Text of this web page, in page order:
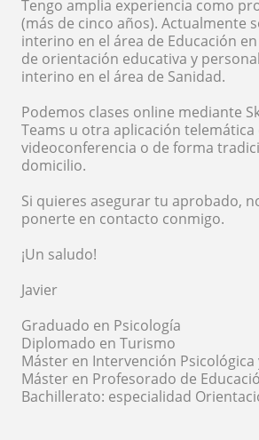
Tengo amplia experiencia como
(más de cinco años). Actualmente
interino en el área de Educación
de orientación educativa y
interino en el área de Sanidad.
Podemos clases online mediante
Teams u otra aplicación telemática
videoconferencia o de forma
domicilio.
Si quieres asegurar tu aprobado,
ponerte en contacto conmigo.
¡Un saludo!
Javier
Graduado en Psicología
Diplomado en Turismo
Máster en Intervención Psicológica
Máster en Profesorado de
Bachillerato: especialidad